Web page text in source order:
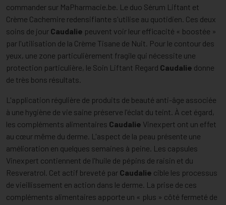
commander sur MaPharmacie.be. Le duo Sérum Liftant et
Crème Cachemire redensifiante s'utilise au quotidien. Ces deux
soins de jour Caudalie peuvent voir leur efficacité « boostée »
par l'utilisation de la Crème Tisane de Nuit. Pour le contour des
yeux, une zone particulièrement fragile qui nécessite une
protection particulière, le Soin Liftant Regard Caudalie donne
de très bons résultats.
L'application régulière de produits de beauté anti-âge associée
à une hygiène de vie saine préserve l'éclat du teint. À cet égard,
les compléments alimentaires Caudalie Vinexpert ont un effet
au cœur même du derme. L'aspect de la peau présente une
amélioration en quelques semaines à peine. Les capsules
Vinexpert contiennent de l'huile de pépins de raisin et du
Resveratrol. Cet actif breveté par Caudalie cible les processus
de vieillissement en action dans le derme. La prise de ces
compléments alimentaires apporte un « plus » côté fermeté de